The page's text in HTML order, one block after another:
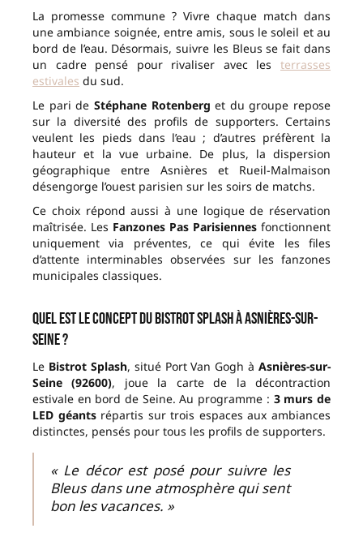
La promesse commune ? Vivre chaque match dans
une ambiance soignée, entre amis, sous le soleil et au
bord de l’eau. Désormais, suivre les Bleus se fait dans
un cadre pensé pour rivaliser avec les terrasses
estivales du sud.
Le pari de Stéphane Rotenberg et du groupe repose
sur la diversité des profils de supporters. Certains
veulent les pieds dans l’eau ; d’autres préfèrent la
hauteur et la vue urbaine. De plus, la dispersion
géographique entre Asnières et Rueil-Malmaison
désengorge l’ouest parisien sur les soirs de matchs.
Ce choix répond aussi à une logique de réservation
maîtrisée. Les Fanzones Pas Parisiennes fonctionnent
uniquement via préventes, ce qui évite les files
d’attente interminables observées sur les fanzones
municipales classiques.
Quel est le concept du Bistrot Splash à Asnières-sur-
Seine ?
Le Bistrot Splash, situé Port Van Gogh à Asnières-sur-
Seine (92600), joue la carte de la décontraction
estivale en bord de Seine. Au programme : 3 murs de
LED géantsrépartis sur trois espaces aux ambiances
distinctes, pensés pour tous les profils de supporters.
« Le décor est posé pour suivre les
Bleus dans une atmosphère qui sent
bon les vacances. »